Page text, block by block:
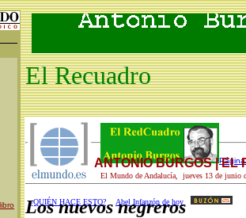
El Recuadro
El Mundo de Andalucía, jueves 13 de junio
¿QUIÉN HACE ESTO? Abel Infanzón de hoy
ANTONIO BURGOS | EL
Los nuevos negreros